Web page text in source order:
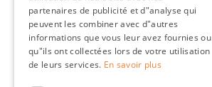
GERMAN
partenaires de publicité et d"analyse qui
peuvent les combiner avec d"autres
informations que vous leur avez fournies ou
qu"ils ont collectées lors de votre utilisation
de leurs services. En savoir plus